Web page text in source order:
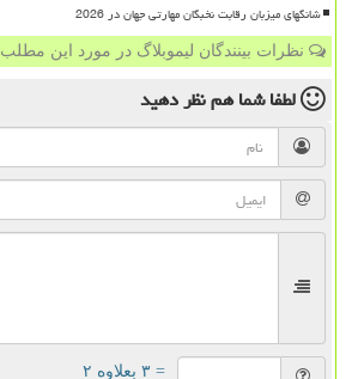
شانگهای میزبان رقابت نخبگان مهارتی جهان در 2026
نظرات بینندگان لیموبلاگ در مورد این مطلب
لطفا شما همنظر دهید
= ۳ بعلاوه ۲